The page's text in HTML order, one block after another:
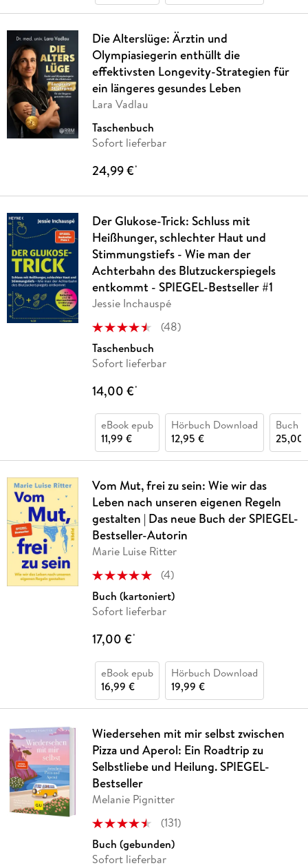
Die Alterslüge: Ärztin und
Olympiasiegerin enthüllt die
effektivsten Longevity-Strategien für
ein längeres gesundes Leben
Lara Vadlau
Taschenbuch
Sofort lieferbar
24,99 €*
Der Glukose-Trick: Schluss mit
Heißhunger, schlechter Haut und
Stimmungstiefs - Wie man der
Achterbahn des Blutzuckerspiegels
entkommt - SPIEGEL-Bestseller #1
Jessie Inchauspé
(48)
Taschenbuch
Sofort lieferbar
14,00 €*
eBook epub
11,99 €
Hörbuch Download
12,95 €
Buch
25,00
Vom Mut, frei zu sein: Wie wir das
Leben nach unseren eigenen Regeln
gestalten | Das neue Buch der SPIEGEL-
Bestseller-Autorin
Marie Luise Ritter
(4)
Buch (kartoniert)
Sofort lieferbar
17,00 €*
eBook epub
16,99 €
Hörbuch Download
19,99 €
Wiedersehen mit mir selbst zwischen
Pizza und Aperol: Ein Roadtrip zu
Selbstliebe und Heilung. SPIEGEL-
Bestseller
Melanie Pignitter
(131)
Buch (gebunden)
Sofort lieferbar